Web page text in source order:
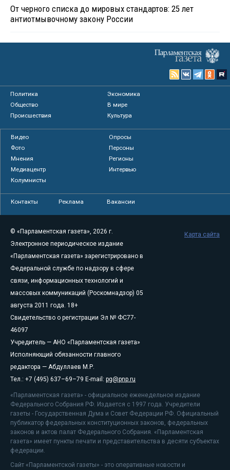
От черного списка до мировых стандартов: 25 лет
антиотмывочному закону России
Политика
Экономика
Общество
В мире
Происшествия
Культура
Видео
Опросы
Фото
Персоны
Мнения
Регионы
Медиацентр
Интервью
Колумнисты
Контакты Реклама Вакансии
© «Парламентская газета», 2026 г.
Электронное периодическое издание
«Парламентская газета» зарегистрировано в
Федеральной службе по надзору в сфере
связи, информационных технологий и
массовых коммуникаций (Роскомнадзор) 05
августа 2011 года. 18+
Свидетельство о регистрации Эл № ФС77-
46097
Учредитель — АНО «Парламентская газета»
Исполняющий обязанности главного
редактора — Абдуллаев М.Р.
Тел.: +7 (495) 637–69–79 E-mail: pg@pnp.ru
«Парламентская газета» - официальное еженедельное издание
Федерального Собрания РФ. Издается с 1997 года. Учредители
газеты - Государственная Дума и Совет Федерации РФ. Официальный
публикатор федеральных конституционных законов, федеральных
законов и актов палат Федерального Собрания. «Парламентская
газета» имеет пункты печати и представительства в десяти субъектах
федерации.
Сайт «Парламентской газеты» - это оперативные новости и
Карта сайта